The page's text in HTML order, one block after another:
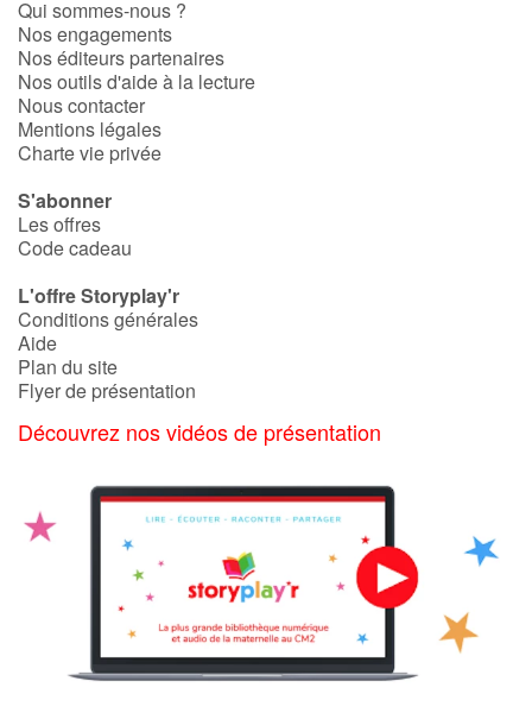
Documentaires
En famille
À l'école
Fêtes et évènements
Amour et amitié
Formats et illustrations
Catalogue anglais
Contraste +
Qui sommes-nous ?
Nos engagements
Nos éditeurs partenaires
Nos outils d'aide à la lecture
Nous contacter
Mentions légales
Charte vie privée
S'abonner
Les offres
Code cadeau
L'offre Storyplay'r
Conditions générales
Aide
Plan du site
Flyer de présentation
Découvrez nos vidéos de présentation